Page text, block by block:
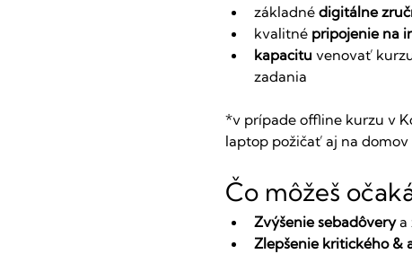
základné digitálne
kvalitné pripojenie na
kapacitu venovať
zadania​
​*v prípade offline kurzu v
laptop požičať aj na domov
Čo môžeš
Zvýšenie sebadôvery a
Zlepšenie kritického &